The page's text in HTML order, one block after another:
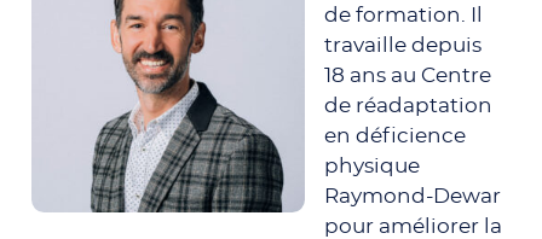
de formation. Il
travaille depuis
18 ans au Centre
de réadaptation
en déficience
physique
Raymond-Dewar
pour améliorer la